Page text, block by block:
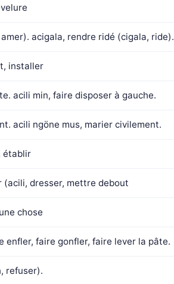
acigala, rendre ridé (cigala, ride).
installer
acili min, faire disposer à gauche.
acili ngöne mus, marier civilement.
établir
(acili, dresser, mettre debout
chose
enfler, faire gonfler, faire lever la pâte.
refuser).